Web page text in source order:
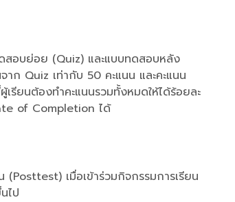
อบย่อย (Quiz) และแบบทดสอบหลัง
าก Quiz เท่ากับ 50 คะแนน และคะแนน
รียนต้องทำคะแนนรวมทั้งหมดให้ได้ร้อยละ
of Completion ได้
(Posttest) เมื่อเข้าร่วมกิจกรรมการเรียน
ไป